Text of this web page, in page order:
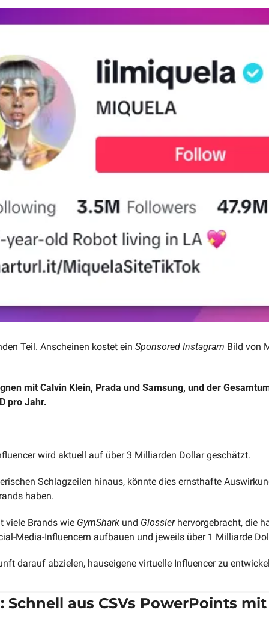
Teil. Anscheinen kostet ein Sponsored Instagram Bild von
mit Calvin Klein, Prada und Samsung, und der
pro Jahr.
wird aktuell auf über 3 Milliarden Dollar geschätzt.
Schlagzeilen hinaus, könnte dies ernsthafte
haben.
viele Brands wie GymShark und Glossier hervorgebracht, die
Media-Influencern aufbauen und jeweils über 1 Milliarde
darauf abzielen, hauseigene virtuelle Influencer zu
aus CSVs PowerPoints